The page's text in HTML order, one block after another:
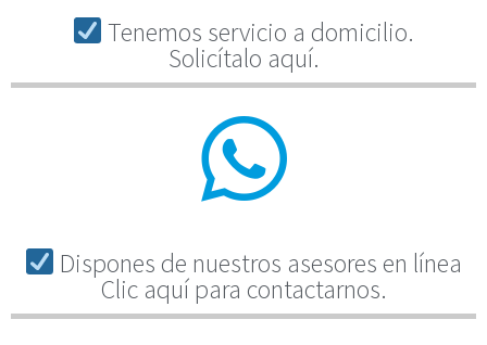
Tenemos servicio a domicilio.
Solicítalo aquí.
Dispones de nuestros asesores en línea
Clic aquí para contactarnos.